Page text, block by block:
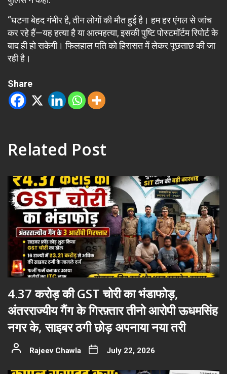
“घटना बेहद गंभीर है, तीन लोगों की मौत हुई है। हम हर एंगल से जांच
कर रहे हैं—यह हत्या है या आत्महत्या, इसकी पुष्टि पोस्टमॉर्टम रिपोर्ट के
बाद ही हो सकेगी। फिलहाल पति को हिरासत में लेकर पूछताछ की जा
रही है।
Share
Related Post
4.37 करोड़ की GST चोरी का भंडाफोड़,
अंतरराज्यीय गैंग के गिरफ़्तार तीनो आरोपी ऊधमसिंह
नगर के, साइबर ठगी छोड़ अपनाया नया तरी
Rajeev Chawla July 22, 2026